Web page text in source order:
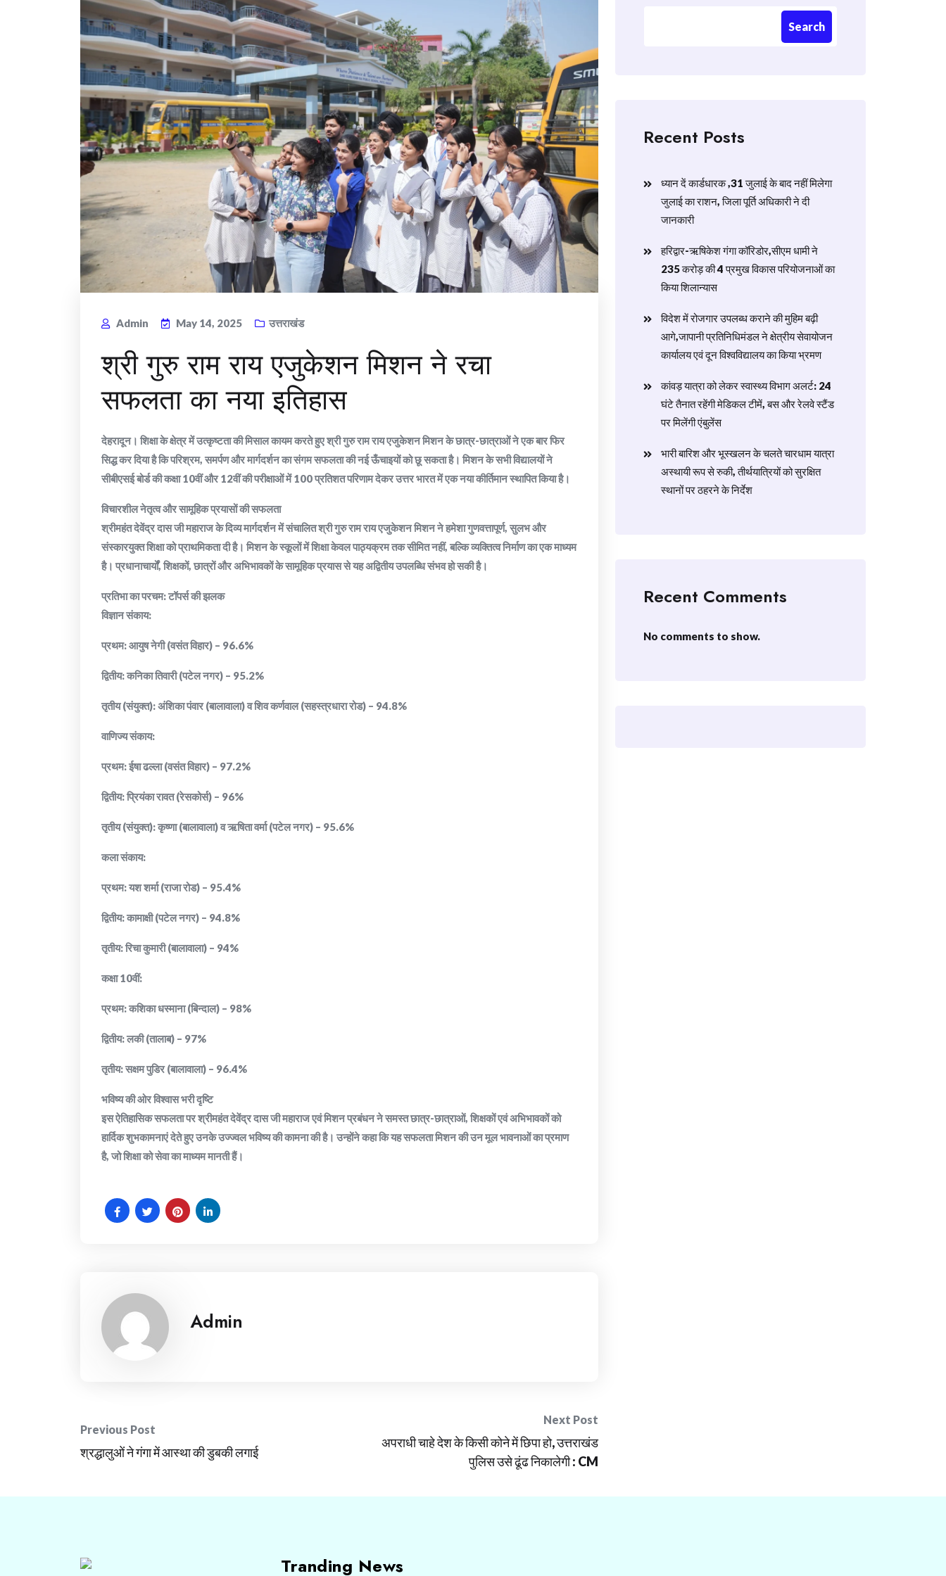
Admin May 14, 2025 उत्तराखंड
श्री गुरु राम राय एजुकेशन मिशन ने रचा
सफलता का नया इतिहास
देहरादून। शिक्षा के क्षेत्र में उत्कृष्टता की मिसाल कायम करते हुए श्री गुरु राम राय एजुकेशन मिशन के छात्र-छात्राओं ने एक बार फिर
सिद्ध कर दिया है कि परिश्रम, समर्पण और मार्गदर्शन का संगम सफलता की नई ऊँचाइयों को छू सकता है। मिशन के सभी विद्यालयों ने
सीबीएसई बोर्ड की कक्षा 10वीं और 12वीं की परीक्षाओं में 100 प्रतिशत परिणाम देकर उत्तर भारत में एक नया कीर्तिमान स्थापित किया है।
विचारशील नेतृत्व और सामूहिक प्रयासों की सफलता
श्रीमहंत देवेंद्र दास जी महाराज के दिव्य मार्गदर्शन में संचालित श्री गुरु राम राय एजुकेशन मिशन ने हमेशा गुणवत्तापूर्ण, सुलभ और
संस्कारयुक्त शिक्षा को प्राथमिकता दी है। मिशन के स्कूलों में शिक्षा केवल पाठ्यक्रम तक सीमित नहीं, बल्कि व्यक्तित्व निर्माण का एक माध्यम
है। प्रधानाचार्यों, शिक्षकों, छात्रों और अभिभावकों के सामूहिक प्रयास से यह अद्वितीय उपलब्धि संभव हो सकी है।
प्रतिभा का परचम: टॉपर्स की झलक
विज्ञान संकाय:
प्रथम: आयुष नेगी (वसंत विहार) – 96.6%
द्वितीय: कनिका तिवारी (पटेल नगर) – 95.2%
तृतीय (संयुक्त): अंशिका पंवार (बालावाला) व शिव कर्णवाल (सहस्त्रधारा रोड) – 94.8%
वाणिज्य संकाय:
प्रथम: ईषा ढल्ला (वसंत विहार) – 97.2%
द्वितीय: प्रियंका रावत (रेसकोर्स) – 96%
तृतीय (संयुक्त): कृष्णा (बालावाला) व ऋषिता वर्मा (पटेल नगर) – 95.6%
कला संकाय:
प्रथम: यश शर्मा (राजा रोड) – 95.4%
द्वितीय: कामाक्षी (पटेल नगर) – 94.8%
तृतीय: रिचा कुमारी (बालावाला) – 94%
कक्षा 10वीं:
प्रथम: कशिका धस्माना (बिन्दाल) – 98%
द्वितीय: लकी (तालाब) – 97%
तृतीय: सक्षम पुडिर (बालावाला) – 96.4%
भविष्य की ओर विश्वास भरी दृष्टि
इस ऐतिहासिक सफलता पर श्रीमहंत देवेंद्र दास जी महाराज एवं मिशन प्रबंधन ने समस्त छात्र-छात्राओं, शिक्षकों एवं अभिभावकों को
हार्दिक शुभकामनाएं देते हुए उनके उज्ज्वल भविष्य की कामना की है। उन्होंने कहा कि यह सफलता मिशन की उन मूल भावनाओं का प्रमाण
है, जो शिक्षा को सेवा का माध्यम मानती हैं।
Admin
Post
navigation
Previous Post
श्रद्धालुओं ने गंगा में आस्था की डुबकी लगाई
Next Post
अपराधी चाहे देश के किसी कोने में छिपा हो, उत्तराखंड
पुलिस उसे ढूंढ निकालेगी : CM
Search
Recent Posts
ध्यान दें कार्डधारक ,31 जुलाई के बाद नहीं मिलेगा
जुलाई का राशन, जिला पूर्ति अधिकारी ने दी
जानकारी
हरिद्वार-ऋषिकेश गंगा कॉरिडोर,सीएम धामी ने
235 करोड़ की 4 प्रमुख विकास परियोजनाओं का
किया शिलान्यास
विदेश में रोजगार उपलब्ध कराने की मुहिम बढ़ी
आगे,जापानी प्रतिनिधिमंडल ने क्षेत्रीय सेवायोजन
कार्यालय एवं दून विश्वविद्यालय का किया भ्रमण
​कांवड़ यात्रा को लेकर स्वास्थ्य विभाग अलर्ट: 24
घंटे तैनात रहेंगी मेडिकल टीमें, बस और रेलवे स्टैंड
पर मिलेंगी एंबुलेंस
​भारी बारिश और भूस्खलन के चलते चारधाम यात्रा
अस्थायी रूप से रुकी, तीर्थयात्रियों को सुरक्षित
स्थानों पर ठहरने के निर्देश
Recent Comments
No comments to show.
Tranding News